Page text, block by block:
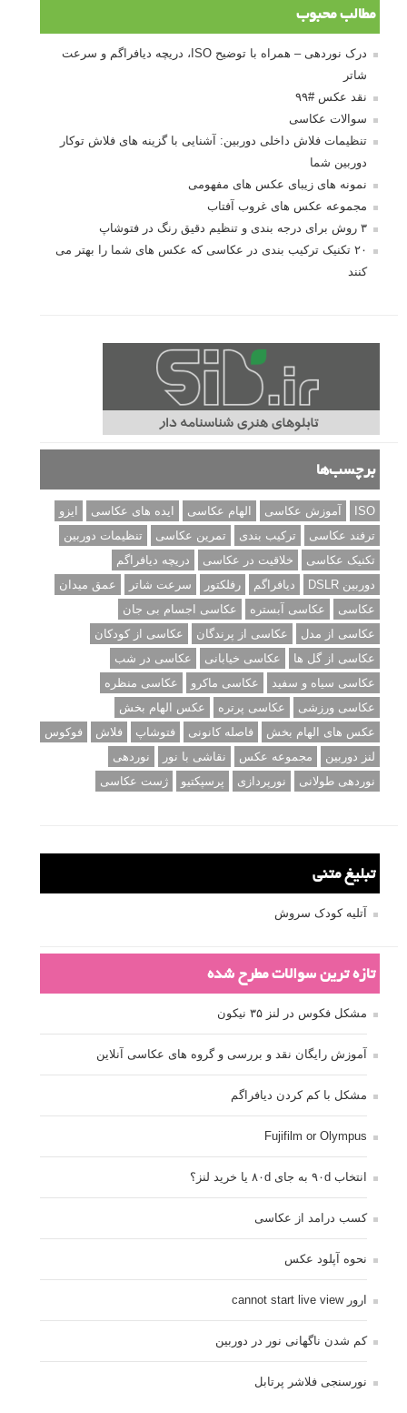
مطالب محبوب
درک نوردهی – همراه با توضیح ISO، دریچه دیافراگم و سرعت
شاتر
نقد عکس #۹۹
سوالات عکاسی
تنظیمات فلاش داخلی دوربین: آشنایی با گزینه های فلاش توکار
دوربین شما
نمونه های زیبای عکس های مفهومی
مجموعه عکس های غروب آفتاب
۳ روش برای درجه بندی و تنظیم دقیق رنگ در فتوشاپ
۲۰ تکنیک ترکیب بندی در عکاسی که عکس های شما را بهتر می
کنند
برچسب‌ها
ISO آموزش عکاسی الهام عکاسی ایده های عکاسی
ایزو
ترفند عکاسی
ترکیب بندی تمرین عکاسی
تنظیمات دوربین
تکنیک عکاسی
خلاقیت در عکاسی
دریچه دیافراگم
دوربین DSLR
دیافراگم رفلکتور سرعت شاتر
عمق میدان
عکاسی
عکاسی آبستره
عکاسی اجسام بی جان
عکاسی از مدل
عکاسی از پرندگان
عکاسی از کودکان
عکاسی از گل ها
عکاسی خیابانی
عکاسی در شب
عکاسی سیاه و سفید
عکاسی ماکرو
عکاسی منظره
عکاسی ورزشی
عکاسی پرتره
عکس الهام بخش
عکس های الهام بخش
فاصله کانونی فتوشاپ فلاش
فوکوس
لنز دوربین
مجموعه عکس نقاشی با نور
نوردهی
نوردهی طولانی
نورپردازی پرسپکتیو ژست عکاسی
تبلیغ متنی
آتلیه کودک سروش
تازه ترین سوالات مطرح شده
مشکل فکوس در لنز ۳۵ نیکون
آموزش رایگان نقد و بررسی و گروه های عکاسی آنلاین
مشکل با کم کردن دیافراگم
Fujifilm or Olympus
انتخاب ۹۰d به جای ۸۰d یا خرید لنز؟
کسب درامد از عکاسی
نحوه آپلود عکس
ارور cannot start live view
کم شدن ناگهانی نور در دوربین
نورسنجی فلاشر پرتابل